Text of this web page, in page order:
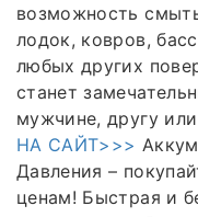
возможность
лодок, ковров,
любых других
станет
мужчине, другу
НА САЙТ>>>
Давления –
ценам! Быстрая и